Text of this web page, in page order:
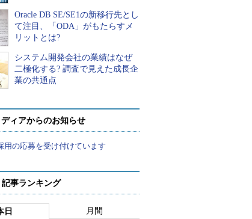
Oracle DB SE/SE1の新移行先とし
て注目、「ODA」がもたらすメ
リットとは?
システム開発会社の業績はなぜ
二極化する? 調査で見えた成長企
業の共通点
ィアからのお知らせ
用の応募を受け付けています
記事ランキング
日 月間